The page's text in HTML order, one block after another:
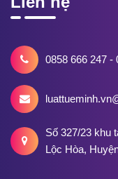
0858 666 247 -
Số 327/23 khu
Lộc Hòa,